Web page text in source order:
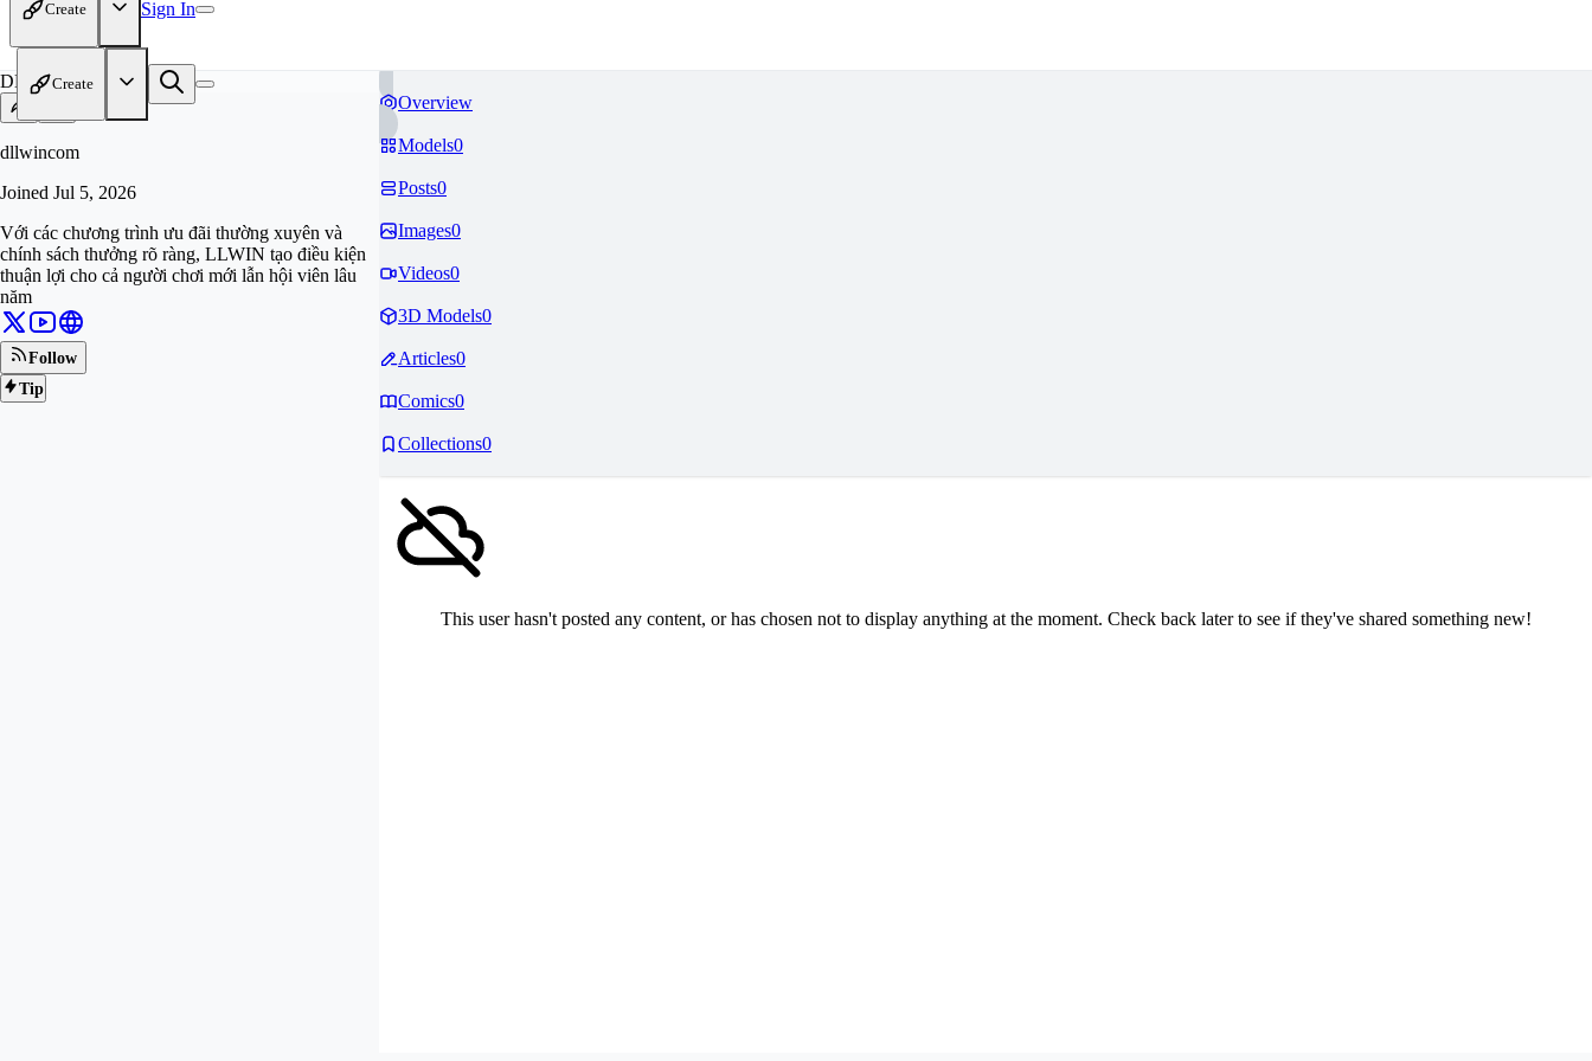
Create Sign In
Create
DL
dllwincom
Joined Jul 5, 2026
Với các chương trình ưu đãi thường xuyên và
chính sách thưởng rõ ràng, LLWIN tạo điều kiện
thuận lợi cho cả người chơi mới lẫn hội viên lâu
năm
Follow
Tip
Overview
Models0
Posts0
Images0
Videos0
3D Models0
Articles0
Comics0
Collections0
This user hasn't posted any content, or has chosen not to display anything at the moment. Check back later to see if they've shared something new!